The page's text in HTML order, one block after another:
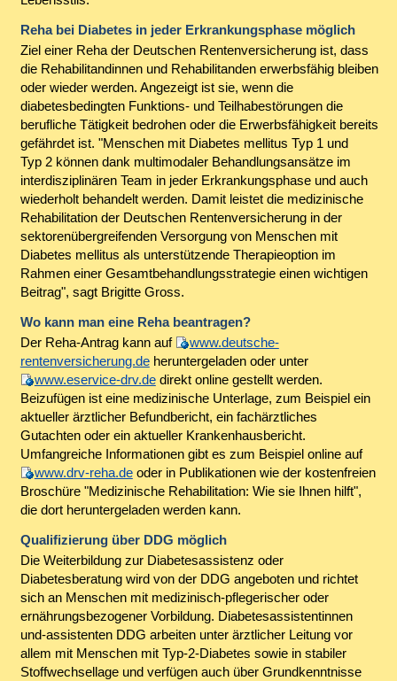
Reha bei Diabetes in jeder Erkrankungsphase möglich
Ziel einer Reha der Deutschen Rentenversicherung ist, dass
die Rehabilitandinnen und Rehabilitanden erwerbsfähig bleiben
oder wieder werden. Angezeigt ist sie, wenn die
diabetesbedingten Funktions- und Teilhabestörungen die
berufliche Tätigkeit bedrohen oder die Erwerbsfähigkeit bereits
gefährdet ist. "Menschen mit Diabetes mellitus Typ 1 und
Typ 2 können dank multimodaler Behandlungsansätze im
interdisziplinären Team in jeder Erkrankungsphase und auch
wiederholt behandelt werden. Damit leistet die medizinische
Rehabilitation der Deutschen Rentenversicherung in der
sektorenübergreifenden Versorgung von Menschen mit
Diabetes mellitus als unterstützende Therapieoption im
Rahmen einer Gesamtbehandlungsstrategie einen wichtigen
Beitrag", sagt Brigitte Gross.
Wo kann man eine Reha beantragen?
Der Reha-Antrag kann auf
www.deutsche-
rentenversicherung.deheruntergeladen oder unter
www.eservice-drv.dedirekt online gestellt werden.
Beizufügen ist eine medizinische Unterlage, zum Beispiel ein
aktueller ärztlicher Befundbericht, ein fachärztliches
Gutachten oder ein aktueller Krankenhausbericht.
Umfangreiche Informationen gibt es zum Beispiel online auf
www.drv-reha.deoder in Publikationen wie der kostenfreien
Broschüre "Medizinische Rehabilitation: Wie sie Ihnen hilft",
die dort heruntergeladen werden kann.
Qualifizierung über DDG möglich
Die Weiterbildung zur Diabetesassistenz oder
Diabetesberatung wird von der DDG angeboten und richtet
sich an Menschen mit medizinisch-pflegerischer oder
ernährungsbezogener Vorbildung. Diabetesassistentinnen
und-assistenten DDG arbeiten unter ärztlicher Leitung vor
allem mit Menschen mit Typ-2-Diabetes sowie in stabiler
Stoffwechsellage und verfügen auch über Grundkenntnisse